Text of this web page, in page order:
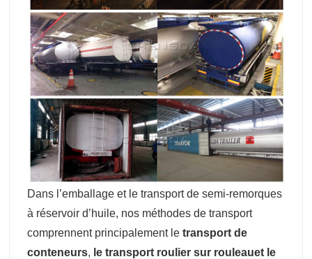
Dans l’emballage et le transport de semi-remorques
à réservoir d’huile, nos méthodes de transport
comprennent principalement le transport de
conteneurs, le transport roulier sur rouleauet le